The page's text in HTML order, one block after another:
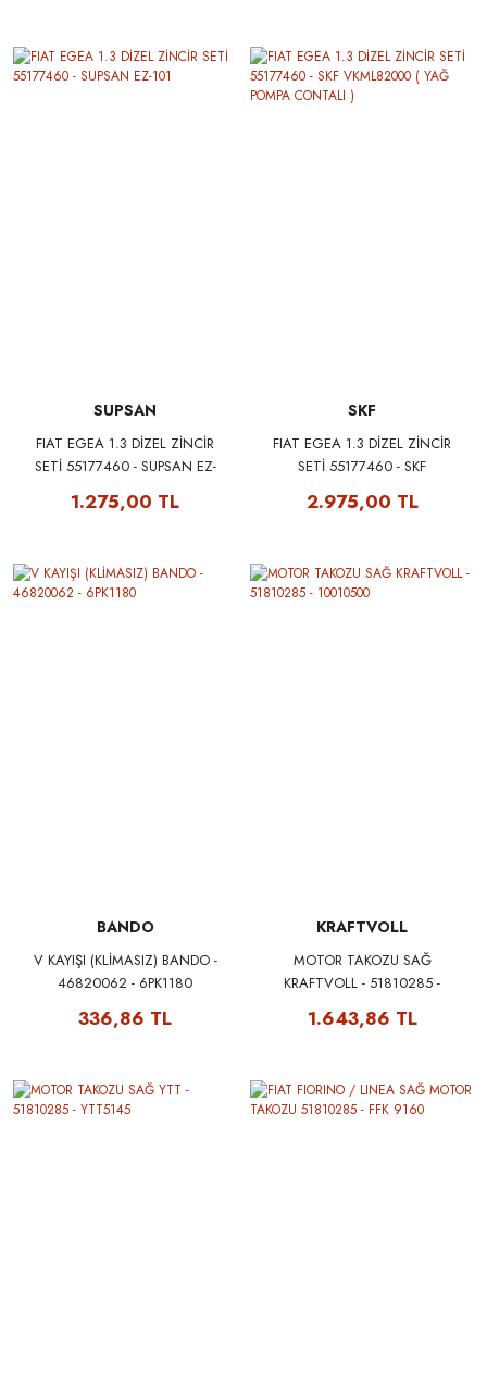
SUPSAN
FIAT EGEA 1.3 DİZEL ZİNCİR
SETİ 55177460 - SUPSAN EZ-
1.275,00 TL
SKF
FIAT EGEA 1.3 DİZEL ZİNCİR
SETİ 55177460 - SKF
CONTALI )
2.975,00 TL
BANDO
V KAYIŞI (KLİMASIZ) BANDO -
46820062 - 6PK1180
336,86 TL
KRAFTVOLL
MOTOR TAKOZU SAĞ
KRAFTVOLL - 51810285 -
1.643,86 TL